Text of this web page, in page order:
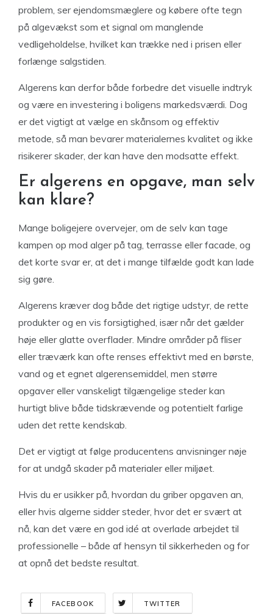
problem, ser ejendomsmæglere og købere ofte tegn
på algevækst som et signal om manglende
vedligeholdelse, hvilket kan trække ned i prisen eller
forlænge salgstiden.
Algerens kan derfor både forbedre det visuelle indtryk
og være en investering i boligens markedsværdi. Dog
er det vigtigt at vælge en skånsom og effektiv
metode, så man bevarer materialernes kvalitet og ikke
risikerer skader, der kan have den modsatte effekt.
Er algerens en opgave, man selv
kan klare?
Mange boligejere overvejer, om de selv kan tage
kampen op mod alger på tag, terrasse eller facade, og
det korte svar er, at det i mange tilfælde godt kan lade
sig gøre.
Algerens kræver dog både det rigtige udstyr, de rette
produkter og en vis forsigtighed, især når det gælder
høje eller glatte overflader. Mindre områder på fliser
eller træværk kan ofte renses effektivt med en børste,
vand og et egnet algerensemiddel, men større
opgaver eller vanskeligt tilgængelige steder kan
hurtigt blive både tidskrævende og potentielt farlige
uden det rette kendskab.
Det er vigtigt at følge producentens anvisninger nøje
for at undgå skader på materialer eller miljøet.
Hvis du er usikker på, hvordan du griber opgaven an,
eller hvis algerne sidder steder, hvor det er svært at
nå, kan det være en god idé at overlade arbejdet til
professionelle – både af hensyn til sikkerheden og for
at opnå det bedste resultat.
FACEBOOK TWITTER